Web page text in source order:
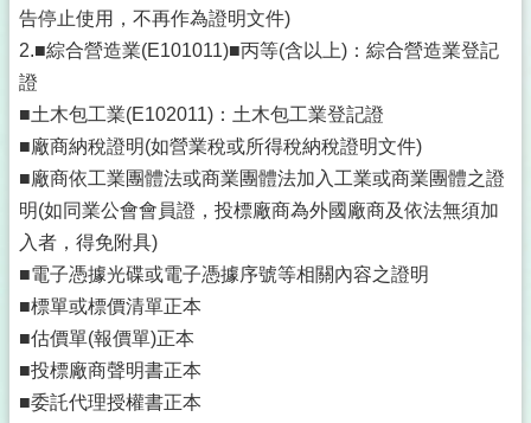
告停止使用，不再作為證明文件)
2.■綜合營造業(E101011)■丙等(含以上)：綜合營造業登記
證
■土木包工業(E102011)：土木包工業登記證
■廠商納稅證明(如營業稅或所得稅納稅證明文件)
■廠商依工業團體法或商業團體法加入工業或商業團體之證
明(如同業公會會員證，投標廠商為外國廠商及依法無須加
入者，得免附具)
■電子憑據光碟或電子憑據序號等相關內容之證明
■標單或標價清單正本
■估價單(報價單)正本
■投標廠商聲明書正本
■委託代理授權書正本